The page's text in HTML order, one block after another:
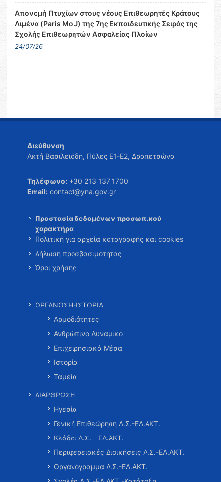
Απονομή Πτυχίων στους νέους Επιθεωρητές Κράτους
Λιμένα (Paris MoU) της 7ης Εκπαιδευτικής Σειράς της
Σχολής Επιθεωρητών Ασφαλείας Πλοίων
24/07/26
Διεύθυνση
Ακτή Βασιλειάδη, Πύλες Ε1-Ε2, Δραπετσώνα
Τηλέφωνο: +30 213 137 1700
Email: contact@yna.gov.gr
Προστασία δεδομένων προσωπικού
χαρακτήρα
Πολιτική για αρχεία καταγραφής και cookies
Δήλωση προσβασιμότητας
Όροι χρήσης
ΟΡΓΑΝΩΣΗ-ΙΣΤΟΡΙΑ
Αρμοδιότητες
Ανθρώπινο Δυναμικό
Επιχειρησιακά Μέσα
Ιστορία
Ταμεία
ΔΙΑΡΘΡΩΣΗ
Ηγεσία
Γενική Επιθεώρηση Λ.Σ.-ΕΛ.ΑΚΤ.
Κλάδοι Λ.Σ. - ΕΛ.ΑΚΤ.
Περιφερειακές Διοικήσεις Λ.Σ.-ΕΛ.ΑΚΤ.
Οργανόγραμμα Λ.Σ.-ΕΛ.ΑΚΤ.